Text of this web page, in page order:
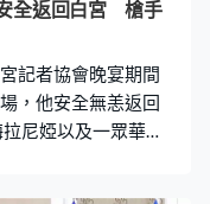
全返回白宮 槍手
記者協會晚宴期間
，他安全無恙返回
尼婭以及一眾華府